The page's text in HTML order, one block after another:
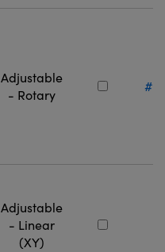
Adjustable
- Rotary
Adjustable
- Linear
(XY)